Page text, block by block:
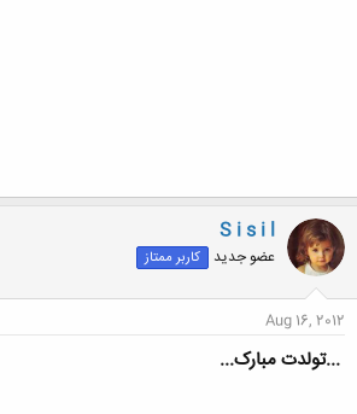
S i s i l
عضو جدید کاربر ممتاز
Aug 16, 2012
...تولدت مبارک...